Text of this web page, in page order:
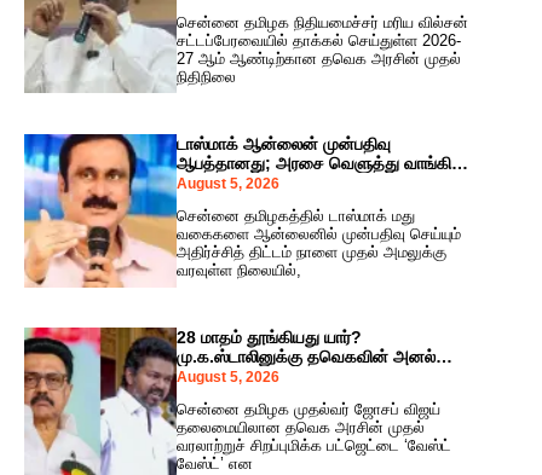
சென்னை தமிழக நிதியமைச்சர் மரிய வில்சன்
சட்டப்பேரவையில் தாக்கல் செய்துள்ள 2026-
27 ஆம் ஆண்டிற்கான தவெக அரசின் முதல்
நிதிநிலை
டாஸ்மாக் ஆன்லைன் முன்பதிவு
ஆபத்தானது; அரசை வெளுத்து வாங்கிய
அன்புமணி ராமதாஸ்!
August 5, 2026
சென்னை தமிழகத்தில் டாஸ்மாக் மது
வகைகளை ஆன்லைனில் முன்பதிவு செய்யும்
அதிர்ச்சித் திட்டம் நாளை முதல் அமலுக்கு
வரவுள்ள நிலையில்,
28 மாதம் தூங்கியது யார்?
மு.க.ஸ்டாலினுக்கு தவெகவின் அனல்
பறக்கும் பதிலடி!
August 5, 2026
சென்னை தமிழக முதல்வர் ஜோசப் விஜய்
தலைமையிலான தவெக அரசின் முதல்
வரலாற்றுச் சிறப்புமிக்க பட்ஜெட்டை ‘வேஸ்ட்
வேஸ்ட்’ என